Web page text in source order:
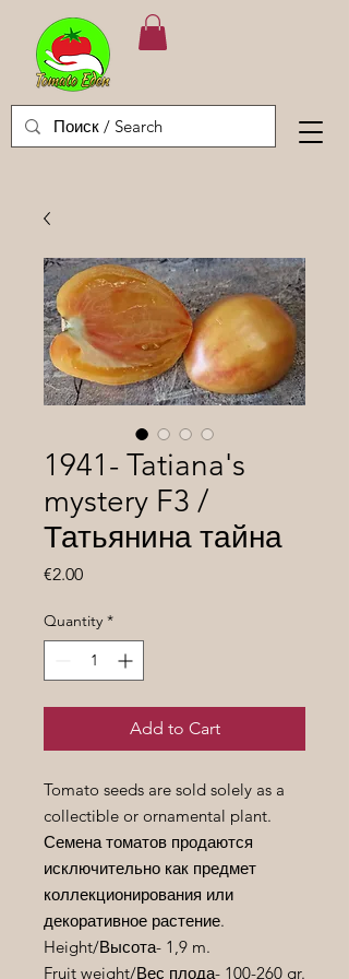
1941- Tatiana's
mystery F3 /
Татьянина тайна
€2.00Price
Quantity *
Add to Cart
Tomato seeds are sold solely as a
collectible or ornamental plant.
Семена томатов продаются
исключительно как предмет
коллекционирования или
декоративное растение.
Height/Высота- 1,9 m.
Fruit weight/Вес плода- 100-260 gr.